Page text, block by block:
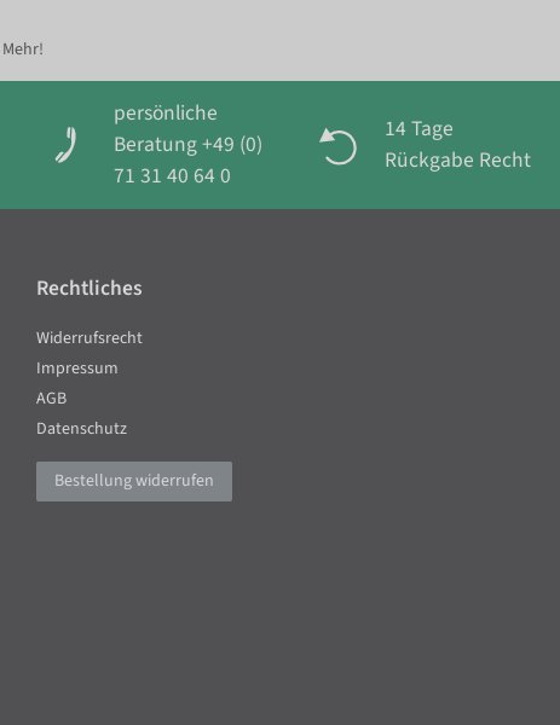
persönliche
Beratung +49 (0)
71 31 40 64 0
14 Tage
Rückgabe Recht
Rechtliches
Widerrufsrecht
Impressum
AGB
Datenschutz
Bestellung widerrufen